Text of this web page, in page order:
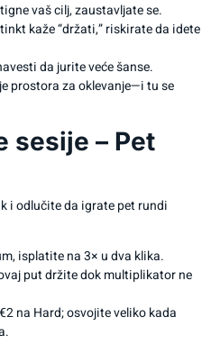
vaš cilj, zaustavljate se.
kaže “držati,” riskirate da idete
da jurite veće šanse.
prostora za oklevanje—i tu se
sesije – Pet
i odlučite da igrate pet rundi
isplatite na 3× u dva klika.
put držite dok multiplikator ne
na Hard; osvojite veliko kada